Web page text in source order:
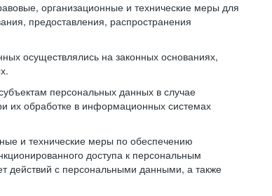
организационные и технические меры для
предоставления, распространения
осуществлялись на законных основаниях,
персональных данных в случае
их обработке в информационных системах
и технические меры по обеспечению
доступа к персональным
действий с персональными данными, а также